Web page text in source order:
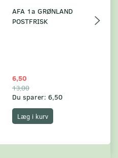
AFA 1a GRØNLAND
POSTFRISK
6,50
13,00
Du sparer: 6,50
Læg i kurv